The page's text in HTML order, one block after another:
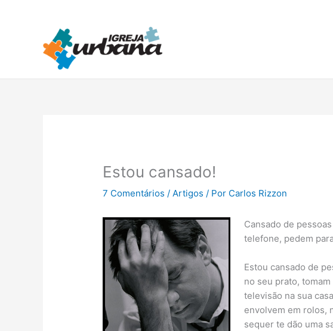
Estou cansado!
7 Comentários /Artigos / Por Carlos Rizzon
Cansado de
telefone, pedem
Estou cansado de
no seu prato,
televisão na sua
envolvem em rolos,
sequer te dão uma